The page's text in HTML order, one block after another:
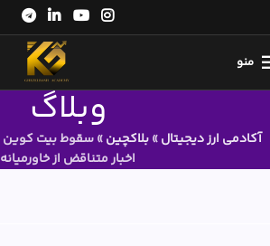
منو
وبلاگ
آکادمی ارز دیجیتال»بلاکچین»
اخبار متناقض از خاورمیانه